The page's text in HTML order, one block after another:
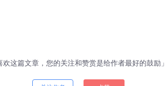
欢这篇文章，您的关注和赞赏是给作者最好的鼓励」